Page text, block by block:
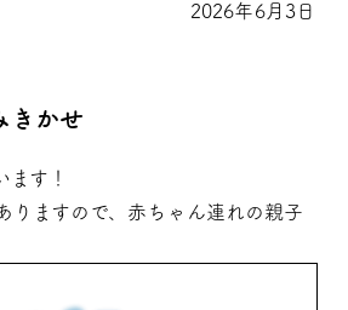
2026年6月3日
きかせ
す！
りますので、赤ちゃん連れの親子